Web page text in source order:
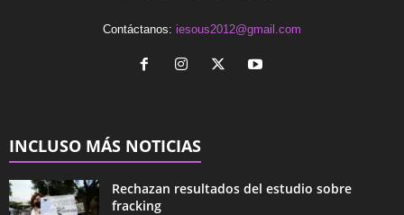
Contáctanos: iesous2012@gmail.com
INCLUSO MÁS NOTICIAS
Rechazan resultados del estudio sobre
fracking